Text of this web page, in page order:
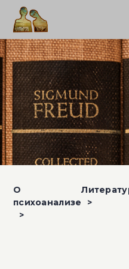
О
психоанализе